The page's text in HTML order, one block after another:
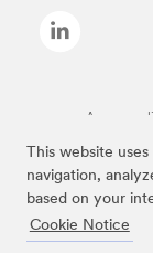
This website
navigation,
based on your
Cookie Notice
As marcas